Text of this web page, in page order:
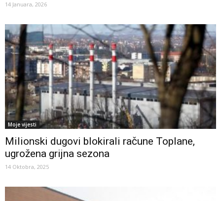
14 Januara, 2026
Moje vijesti
Milionski dugovi blokirali račune Toplane,
ugrožena grijna sezona
14 Oktobra, 2025